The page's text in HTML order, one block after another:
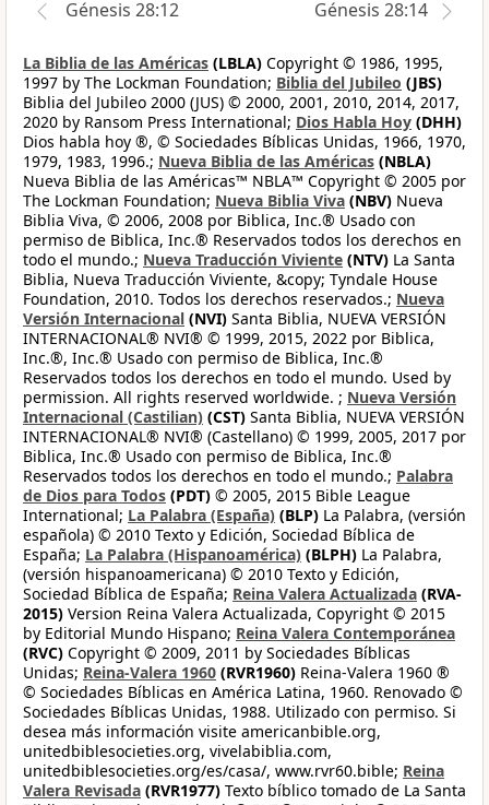
Génesis 28:12 Génesis 28:14
La Biblia de las Américas (LBLA) Copyright © 1986, 1995,
1997 by The Lockman Foundation; Biblia del Jubileo (JBS)
Biblia del Jubileo 2000 (JUS) © 2000, 2001, 2010, 2014, 2017,
2020 by Ransom Press International; Dios Habla Hoy (DHH)
Dios habla hoy ®, © Sociedades Bíblicas Unidas, 1966, 1970,
1979, 1983, 1996.; Nueva Biblia de las Américas (NBLA)
Nueva Biblia de las Américas™ NBLA™ Copyright © 2005 por
The Lockman Foundation; Nueva Biblia Viva (NBV) Nueva
Biblia Viva, © 2006, 2008 por Biblica, Inc.® Usado con
permiso de Biblica, Inc.® Reservados todos los derechos en
todo el mundo.; Nueva Traducción Viviente (NTV) La Santa
Biblia, Nueva Traducción Viviente, &copy; Tyndale House
Foundation, 2010. Todos los derechos reservados.; Nueva
Versión Internacional (NVI) Santa Biblia, NUEVA VERSIÓN
INTERNACIONAL® NVI® © 1999, 2015, 2022 por Biblica,
Inc.®, Inc.® Usado con permiso de Biblica, Inc.®
Reservados todos los derechos en todo el mundo. Used by
permission. All rights reserved worldwide. ; Nueva Versión
Internacional (Castilian) (CST) Santa Biblia, NUEVA VERSIÓN
INTERNACIONAL® NVI® (Castellano) © 1999, 2005, 2017 por
Biblica, Inc.® Usado con permiso de Biblica, Inc.®
Reservados todos los derechos en todo el mundo.; Palabra
de Dios para Todos (PDT) © 2005, 2015 Bible League
International; La Palabra (España) (BLP) La Palabra, (versión
española) © 2010 Texto y Edición, Sociedad Bíblica de
España; La Palabra (Hispanoamérica) (BLPH) La Palabra,
(versión hispanoamericana) © 2010 Texto y Edición,
Sociedad Bíblica de España; Reina Valera Actualizada (RVA-
2015) Version Reina Valera Actualizada, Copyright © 2015
by Editorial Mundo Hispano; Reina Valera Contemporánea
(RVC) Copyright © 2009, 2011 by Sociedades Bíblicas
Unidas; Reina-Valera 1960 (RVR1960) Reina-Valera 1960 ®
© Sociedades Bíblicas en América Latina, 1960. Renovado ©
Sociedades Bíblicas Unidas, 1988. Utilizado con permiso. Si
desea más información visite americanbible.org,
unitedbiblesocieties.org, vivelabiblia.com,
unitedbiblesocieties.org/es/casa/, www.rvr60.bible; Reina
Valera Revisada (RVR1977) Texto bíblico tomado de La Santa